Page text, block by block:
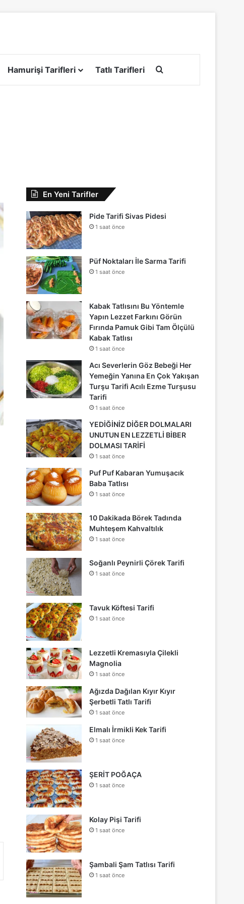
Hamurişi Tarifleri Tatlı Tarifleri
En Yeni Tarifler
Pide Tarifi Sivas Pidesi
1 saat önce
Püf Noktaları İle Sarma Tarifi
1 saat önce
Kabak Tatlısını Bu Yöntemle
Yapın Lezzet Farkını Görün
Fırında Pamuk Gibi Tam Ölçülü
Kabak Tatlısı
1 saat önce
Acı Severlerin Göz Bebeği Her
Yemeğin Yanına En Çok Yakışan
Turşu Tarifi Acılı Ezme Turşusu
Tarifi
1 saat önce
YEDİĞİNİZ DİĞER DOLMALARI
UNUTUN EN LEZZETLİ BİBER
DOLMASI TARİFİ
1 saat önce
Puf Puf Kabaran Yumuşacık
Baba Tatlısı
1 saat önce
10 Dakikada Börek Tadında
Muhteşem Kahvaltılık
1 saat önce
Soğanlı Peynirli Çörek Tarifi
1 saat önce
Tavuk Köftesi Tarifi
1 saat önce
Lezzetli Kremasıyla Çilekli
Magnolia
1 saat önce
Ağızda Dağılan Kıyır Kıyır
Şerbetli Tatlı Tarifi
1 saat önce
Elmalı İrmikli Kek Tarifi
1 saat önce
ŞERİT POĞAÇA
1 saat önce
Kolay Pişi Tarifi
1 saat önce
Şambali Şam Tatlısı Tarifi
1 saat önce